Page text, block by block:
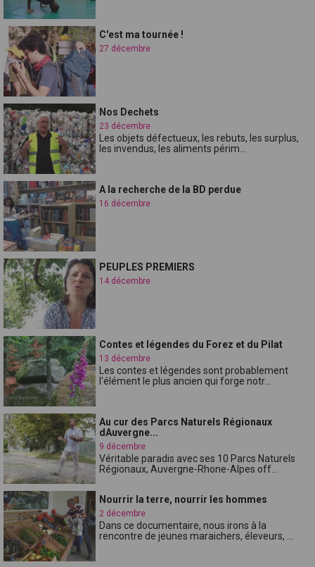
C'est ma tournée !
27 décembre
Nos Dechets
23 décembre
Les objets défectueux, les rebuts, les surplus,
les invendus, les aliments périm...
A la recherche de la BD perdue
16 décembre
PEUPLES PREMIERS
14 décembre
Contes et légendes du Forez et du Pilat
13 décembre
Les contes et légendes sont probablement
l'élément le plus ancien qui forge notr...
Au cur des Parcs Naturels Régionaux
dAuvergne...
9 décembre
Véritable paradis avec ses 10 Parcs Naturels
Régionaux, Auvergne-Rhone-Alpes off...
Nourrir la terre, nourrir les hommes
2 décembre
Dans ce documentaire, nous irons à la
rencontre de jeunes maraichers, éleveurs, ...